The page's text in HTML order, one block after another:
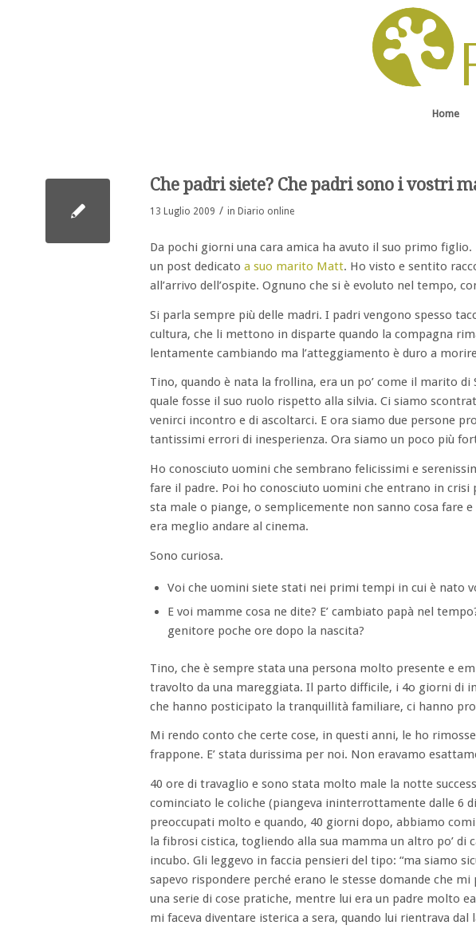
Home
Che padri siete? Che padri sono i vostri
13 Luglio 2009 / in Diario online
Da pochi giorni una cara amica ha avuto il suo primo
un post dedicato a suo marito Matt. Ho visto e sentito
all’arrivo dell’ospite. Ognuno che si è evoluto nel tempo,
Si parla sempre più delle madri. I padri vengono spesso
cultura, che li mettono in disparte quando la compagna
lentamente cambiando ma l’atteggiamento è duro a
Tino, quando è nata la frollina, era un po’ come il marito
quale fosse il suo ruolo rispetto alla silvia. Ci siamo
venirci incontro e di ascoltarci. E ora siamo due persone
tantissimi errori di inesperienza. Ora siamo un poco più
Ho conosciuto uomini che sembrano felicissimi e
fare il padre. Poi ho conosciuto uomini che entrano in
sta male o piange, o semplicemente non sanno cosa fare
era meglio andare al cinema.
Sono curiosa.
Voi che uomini siete stati nei primi tempi in cui è nato
E voi mamme cosa ne dite? E’ cambiato papà nel
genitore poche ore dopo la nascita?
Tino, che è sempre stata una persona molto presente e
travolto da una mareggiata. Il parto difficile, i 4o giorni di
che hanno posticipato la tranquillità familiare, ci hanno
Mi rendo conto che certe cose, in questi anni, le ho
frappone. E’ stata durissima per noi. Non eravamo
40 ore di travaglio e sono stata molto male la notte
cominciato le coliche (piangeva ininterrottamente dalle 6
preoccupati molto e quando, 40 giorni dopo, abbiamo
la fibrosi cistica, togliendo alla sua mamma un altro po’ di
incubo. Gli leggevo in faccia pensieri del tipo: “ma siamo
sapevo rispondere perché erano le stesse domande che
una serie di cose pratiche, mentre lui era un padre molto
mi faceva diventare isterica a sera, quando lui rientrava